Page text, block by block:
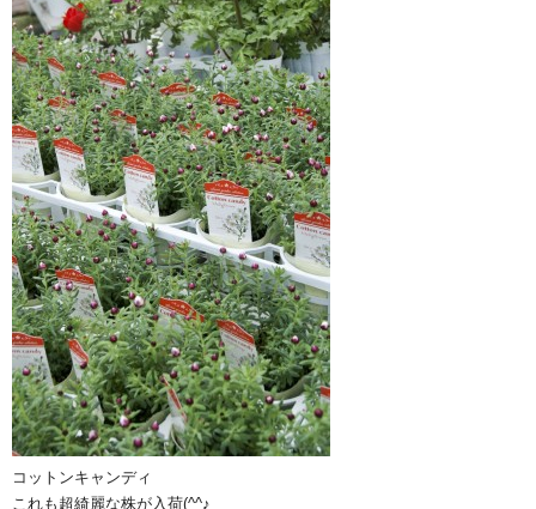
コットンキャンディ
これも超綺麗な株が入荷(^^♪